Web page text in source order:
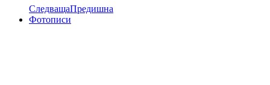
СледващаПредишна
Фотописи